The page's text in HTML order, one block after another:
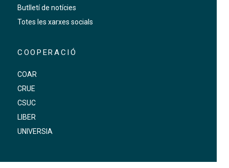
Butlletí de notícies
Totes les xarxes socials
COOPERACIÓ
COAR
CRUE
CSUC
LIBER
UNIVERSIA